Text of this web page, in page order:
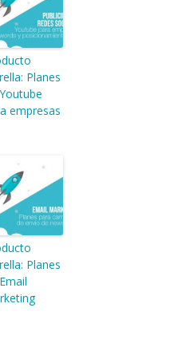
Planes
empresas
Planes